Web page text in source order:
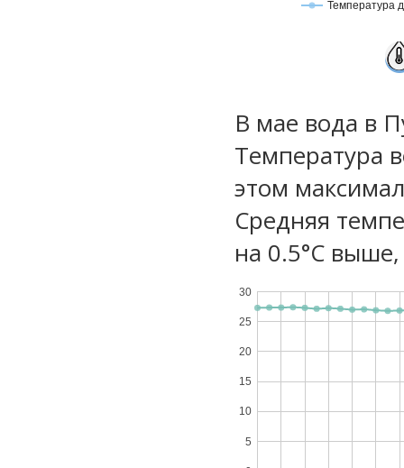
Температура
В мае вода в
Температура
этом
Средняя
на 0.5°C
5
10
15
20
25
30